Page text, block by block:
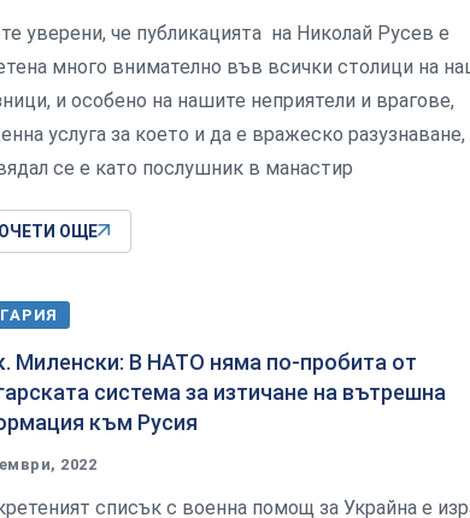
уверени, че публикацията на Николай Русев е
много внимателно във всички столици на
и особено на нашите неприятели и врагове,
услуга за което и да е вражеско разузнаване,
се е като послушник в манастир
ОЩЕ
Миленски: В НАТО няма по-пробита от
система за изтичане на вътрешна
към Русия
2022
списък с военна помощ за Украйна е